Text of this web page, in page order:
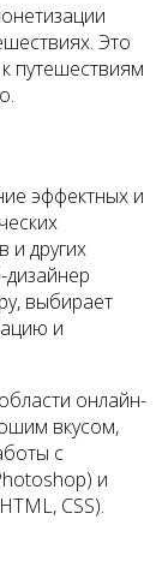
Это
путешествиям
эффектных и
и других
выбирает
и
онлайн-
вкусом,
с
и
CSS).